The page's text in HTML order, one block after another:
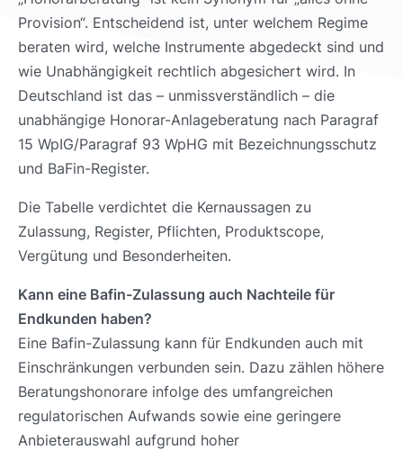
Provision“. Entscheidend ist, unter welchem Regime
beraten wird, welche Instrumente abgedeckt sind und
wie Unabhängigkeit rechtlich abgesichert wird. In
Deutschland ist das – unmissverständlich – die
unabhängige Honorar-Anlageberatung nach Paragraf
15 WpIG/Paragraf 93 WpHG mit Bezeichnungsschutz
und BaFin-Register.
Die Tabelle verdichtet die Kernaussagen zu
Zulassung, Register, Pflichten, Produktscope,
Vergütung und Besonderheiten.
Kann eine Bafin-Zulassung auch Nachteile für
Endkunden haben?
Eine Bafin-Zulassung kann für Endkunden auch mit
Einschränkungen verbunden sein. Dazu zählen höhere
Beratungshonorare infolge des umfangreichen
regulatorischen Aufwands sowie eine geringere
Anbieterauswahl aufgrund hoher